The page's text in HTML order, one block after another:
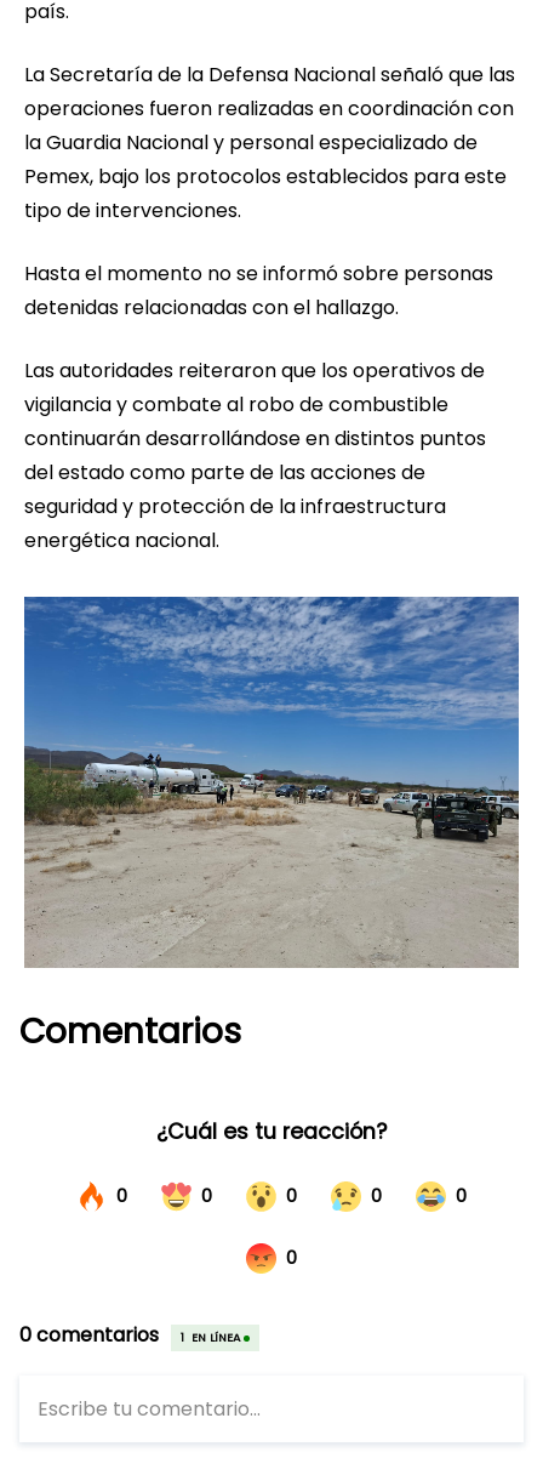
país.
La Secretaría de la Defensa Nacional señaló que las
operaciones fueron realizadas en coordinación con
la Guardia Nacional y personal especializado de
Pemex, bajo los protocolos establecidos para este
tipo de intervenciones.
Hasta el momento no se informó sobre personas
detenidas relacionadas con el hallazgo.
Las autoridades reiteraron que los operativos de
vigilancia y combate al robo de combustible
continuarán desarrollándose en distintos puntos
del estado como parte de las acciones de
seguridad y protección de la infraestructura
energética nacional.
Comentarios